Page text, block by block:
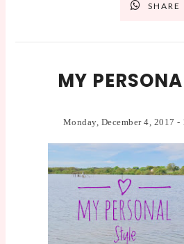
SHARE
MY
Monday, December 4, 2017-